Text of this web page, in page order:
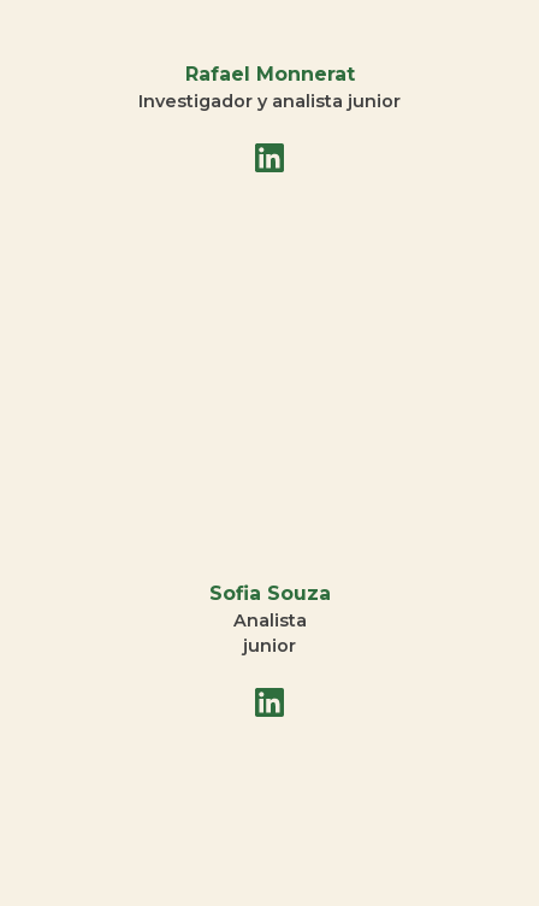
Rafael Monnerat
Investigador y analista junior
Sofia Souza
Analista
junior